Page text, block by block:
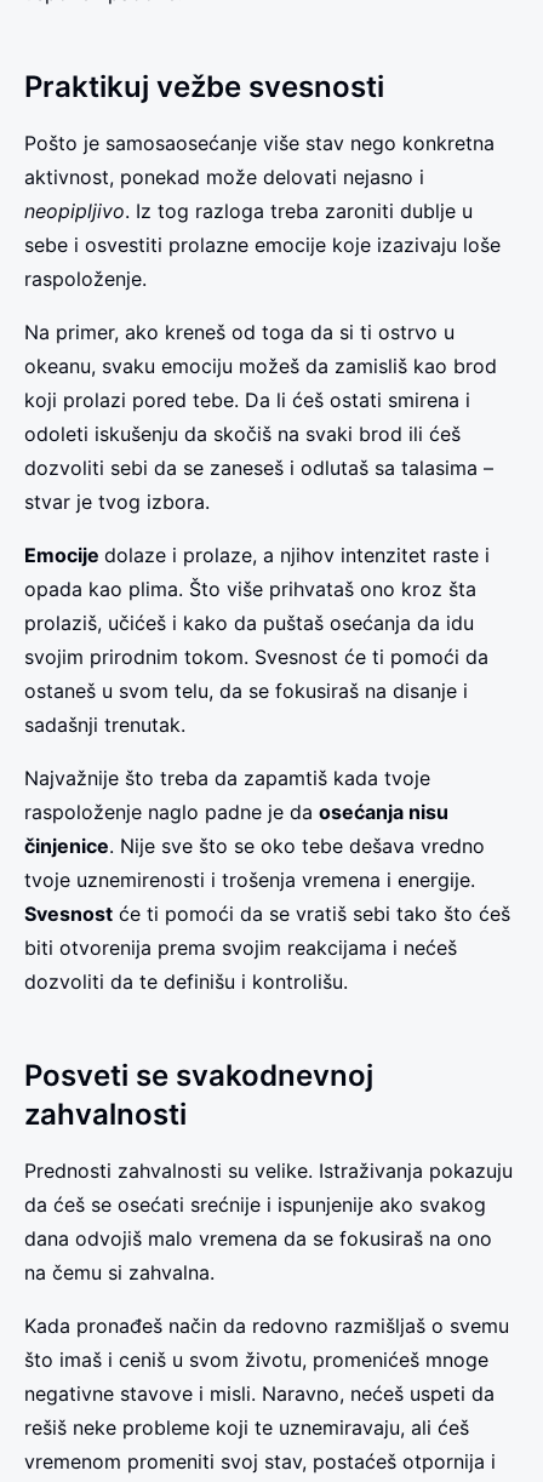
Praktikuj vežbe svesnosti
Pošto je samosaosećanje više stav nego konkretna
aktivnost, ponekad može delovati nejasno i
neopipljivo. Iz tog razloga treba zaroniti dublje u
sebe i osvestiti prolazne emocije koje izazivaju loše
raspoloženje.
Na primer, ako kreneš od toga da si ti ostrvo u
okeanu, svaku emociju možeš da zamisliš kao brod
koji prolazi pored tebe. Da li ćeš ostati smirena i
odoleti iskušenju da skočiš na svaki brod ili ćeš
dozvoliti sebi da se zaneseš i odlutaš sa talasima –
stvar je tvog izbora.
Emocije dolaze i prolaze, a njihov intenzitet raste i
opada kao plima. Što više prihvataš ono kroz šta
prolaziš, učićeš i kako da puštaš osećanja da idu
svojim prirodnim tokom. Svesnost će ti pomoći da
ostaneš u svom telu, da se fokusiraš na disanje i
sadašnji trenutak.
Najvažnije što treba da zapamtiš kada tvoje
raspoloženje naglo padne je da osećanja nisu
činjenice. Nije sve što se oko tebe dešava vredno
tvoje uznemirenosti i trošenja vremena i energije.
Svesnost će ti pomoći da se vratiš sebi tako što ćeš
biti otvorenija prema svojim reakcijama i nećeš
dozvoliti da te definišu i kontrolišu.
Posveti se svakodnevnoj
zahvalnosti
Prednosti zahvalnosti su velike. Istraživanja pokazuju
da ćeš se osećati srećnije i ispunjenije ako svakog
dana odvojiš malo vremena da se fokusiraš na ono
na čemu si zahvalna.
Kada pronađeš način da redovno razmišljaš o svemu
što imaš i ceniš u svom životu, promenićeš mnoge
negativne stavove i misli. Naravno, nećeš uspeti da
rešiš neke probleme koji te uznemiravaju, ali ćeš
vremenom promeniti svoj stav, postaćeš otpornija i